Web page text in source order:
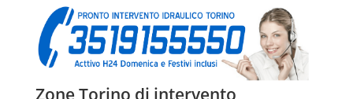
Zone Torino di intervento